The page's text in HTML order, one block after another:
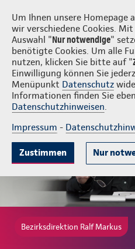
Um Ihnen unsere Homepage
wir verschiedene Cookies.
Auswahl "Nur notwendige"
benötigte Cookies. Um alle
nutzen, klicken Sie bitte auf "
Einwilligung können Sie
Menüpunkt Datenschutz
Informationen finden Sie
Datenschutzhinweisen.
Impressum -
Zustimmen Nur
Ralf Markus
Gute Gründe Tarife & Leistungen
Bezirksdirektion Ralf Markus